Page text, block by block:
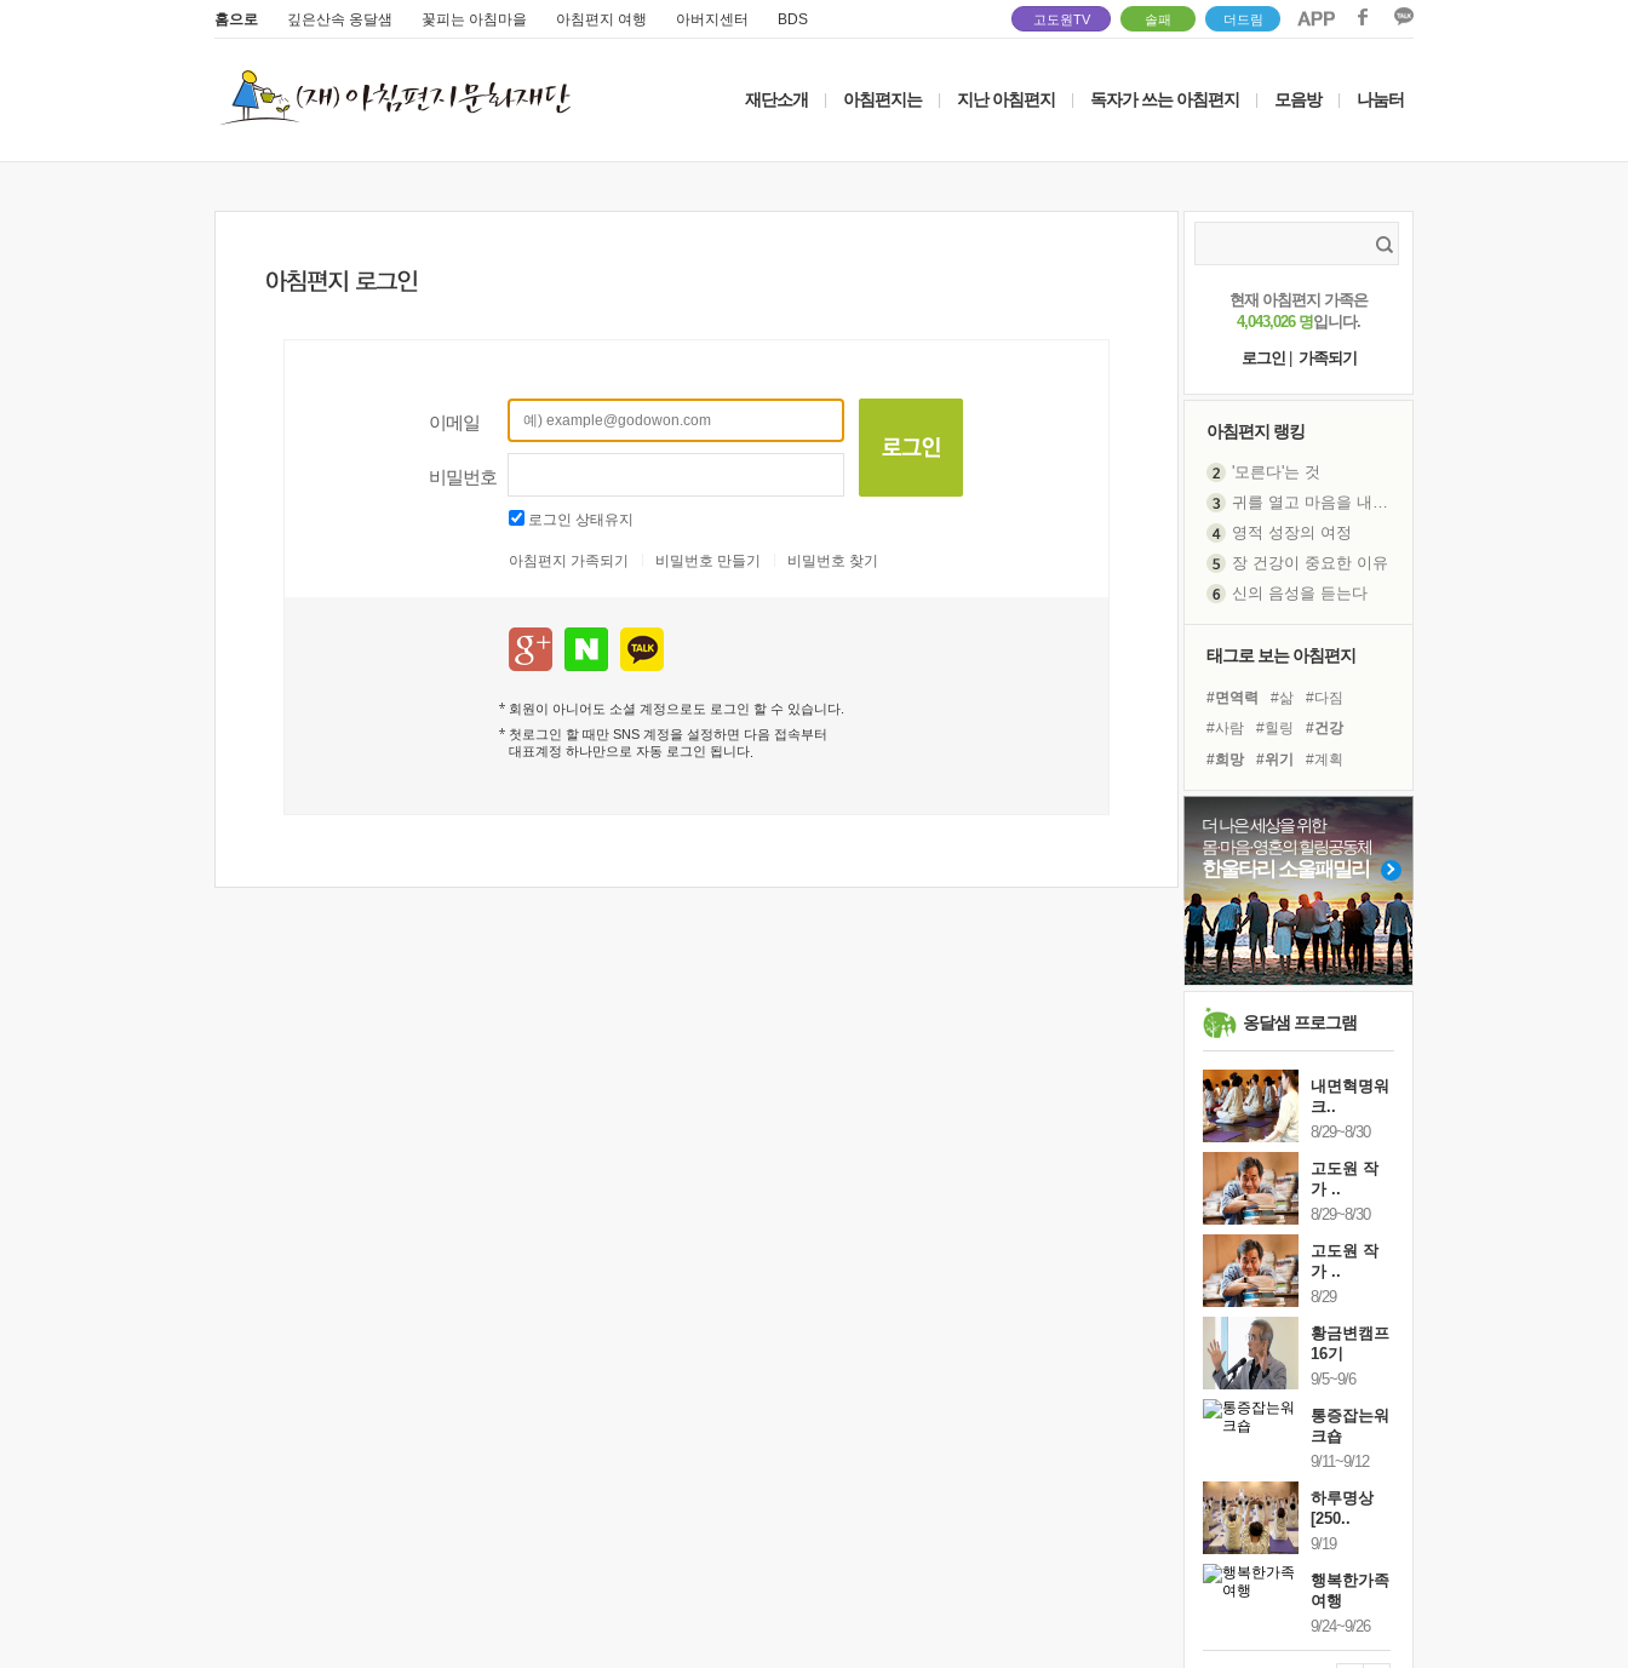
홈으로 깊은산속 옹달샘 꽃피는 아침마을 아침편지 여행 아버지센터 BDS 고도원TV 솔패 더드림
재단소개 아침편지는 지난 아침편지 독자가 쓰는 아침편지 모음방 나눔터
이메일
비밀번호
로그인 상태유지
아침편지 가족되기 비밀번호 만들기 비밀번호 찾기
회원이 아니어도 소셜 계정으로도 로그인 할 수 있습니다.
첫로그인 할 때만 SNS 계정을 설정하면 다음 접속부터
대표계정 하나만으로 자동 로그인 됩니다
현재 아침편지 가족은
4,043,026 명입니다.
로그인
가족되기
아침편지 랭킹
'모른다'는 것
영적 성장의 여정
장 건강이 중요한 이유
신의 음성을 듣는다
극과 극의 양 끝단
처음 손을 잡았던 날
꿈이 실제가 되는 것
'말 타는 법'을 먼저
졸업식 사진을 보며
극심한 변비, 어깨결림, 수면 장애
아픈 아버지를 위한 공간 설계
슬럼프
보고 싶은 어머니
유년 시절의 부산 영도 바다
'모른다'는 것
태그로 보는 아침편지
#면역력 #삶
#다짐
#사람
#힐링
#건강
#희망
#위기
#계획
#아이들
#경험
#독서캠프
#나눔
#도움
#독서
#링컨학교
#리더
#명상
#바이러스
#극복
#비전캠프
더 나은 세상을 위한
몸·마음·영혼의 힐링공동체
한울타리 소울패밀리
옹달샘 프로그램
내면혁명워
크..
8/29~8/30
고도원 작
가 ..
8/29~8/30
고도원 작
가 ..
8/29
황금변캠프
16기
9/5~9/6
통증잡는워
크숍
9/11~9/12
하루명상
[250..
9/19
행복한가족
여행
9/24~9/26